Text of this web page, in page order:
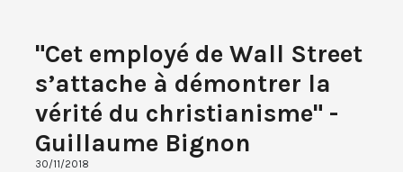
"Cet employé de Wall Street
s’attache à démontrer la
vérité du christianisme" -
Guillaume Bignon
30/11/2018